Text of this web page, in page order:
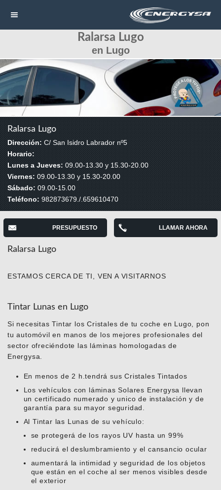
HOME
CONTACTAR
LLAMAR
Ralarsa Lugo
en Lugo
Ralarsa Lugo
Dirección: C/ San Isidro Labrador nº5
Horario:
Lunes a Jueves:09.00-13.30 y 15.30-20.00
Viernes:09.00-13.30 y 15.30-20.00
Sábado:09.00-15.00
Teléfono:982873679./.659610470
PRESUPUESTO LLAMAR AHORA
Ralarsa Lugo
ESTAMOS CERCA DE TI, VEN A VISITARNOS
Tintar Lunas en Lugo
Si necesitas Tintar los Cristales de tu coche en Lugo, pon
tu automóvil en manos de los mejores profesionales del
sector ofreciéndote las láminas homologadas de
Energysa.
En menos de 2 h.tendrá sus Cristales Tintados
Los vehículos con láminas Solares Energysa llevan
un certificado numerado y unico de instalación y de
garantía para su mayor seguridad.
Al Tintar las Lunas de su vehículo:
se protegerá de los rayos UV hasta un 99%
reducirá el deslumbramiento y el cansancio ocular
aumentará la intimidad y seguridad de los objetos
que están en el coche al ser menos visibles desde
el exterior